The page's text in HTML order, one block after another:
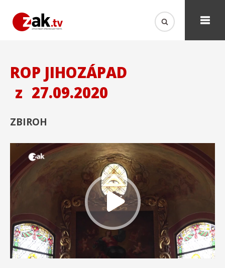
ROP JIHOZÁPAD
z 27.09.2020
ZBIROH